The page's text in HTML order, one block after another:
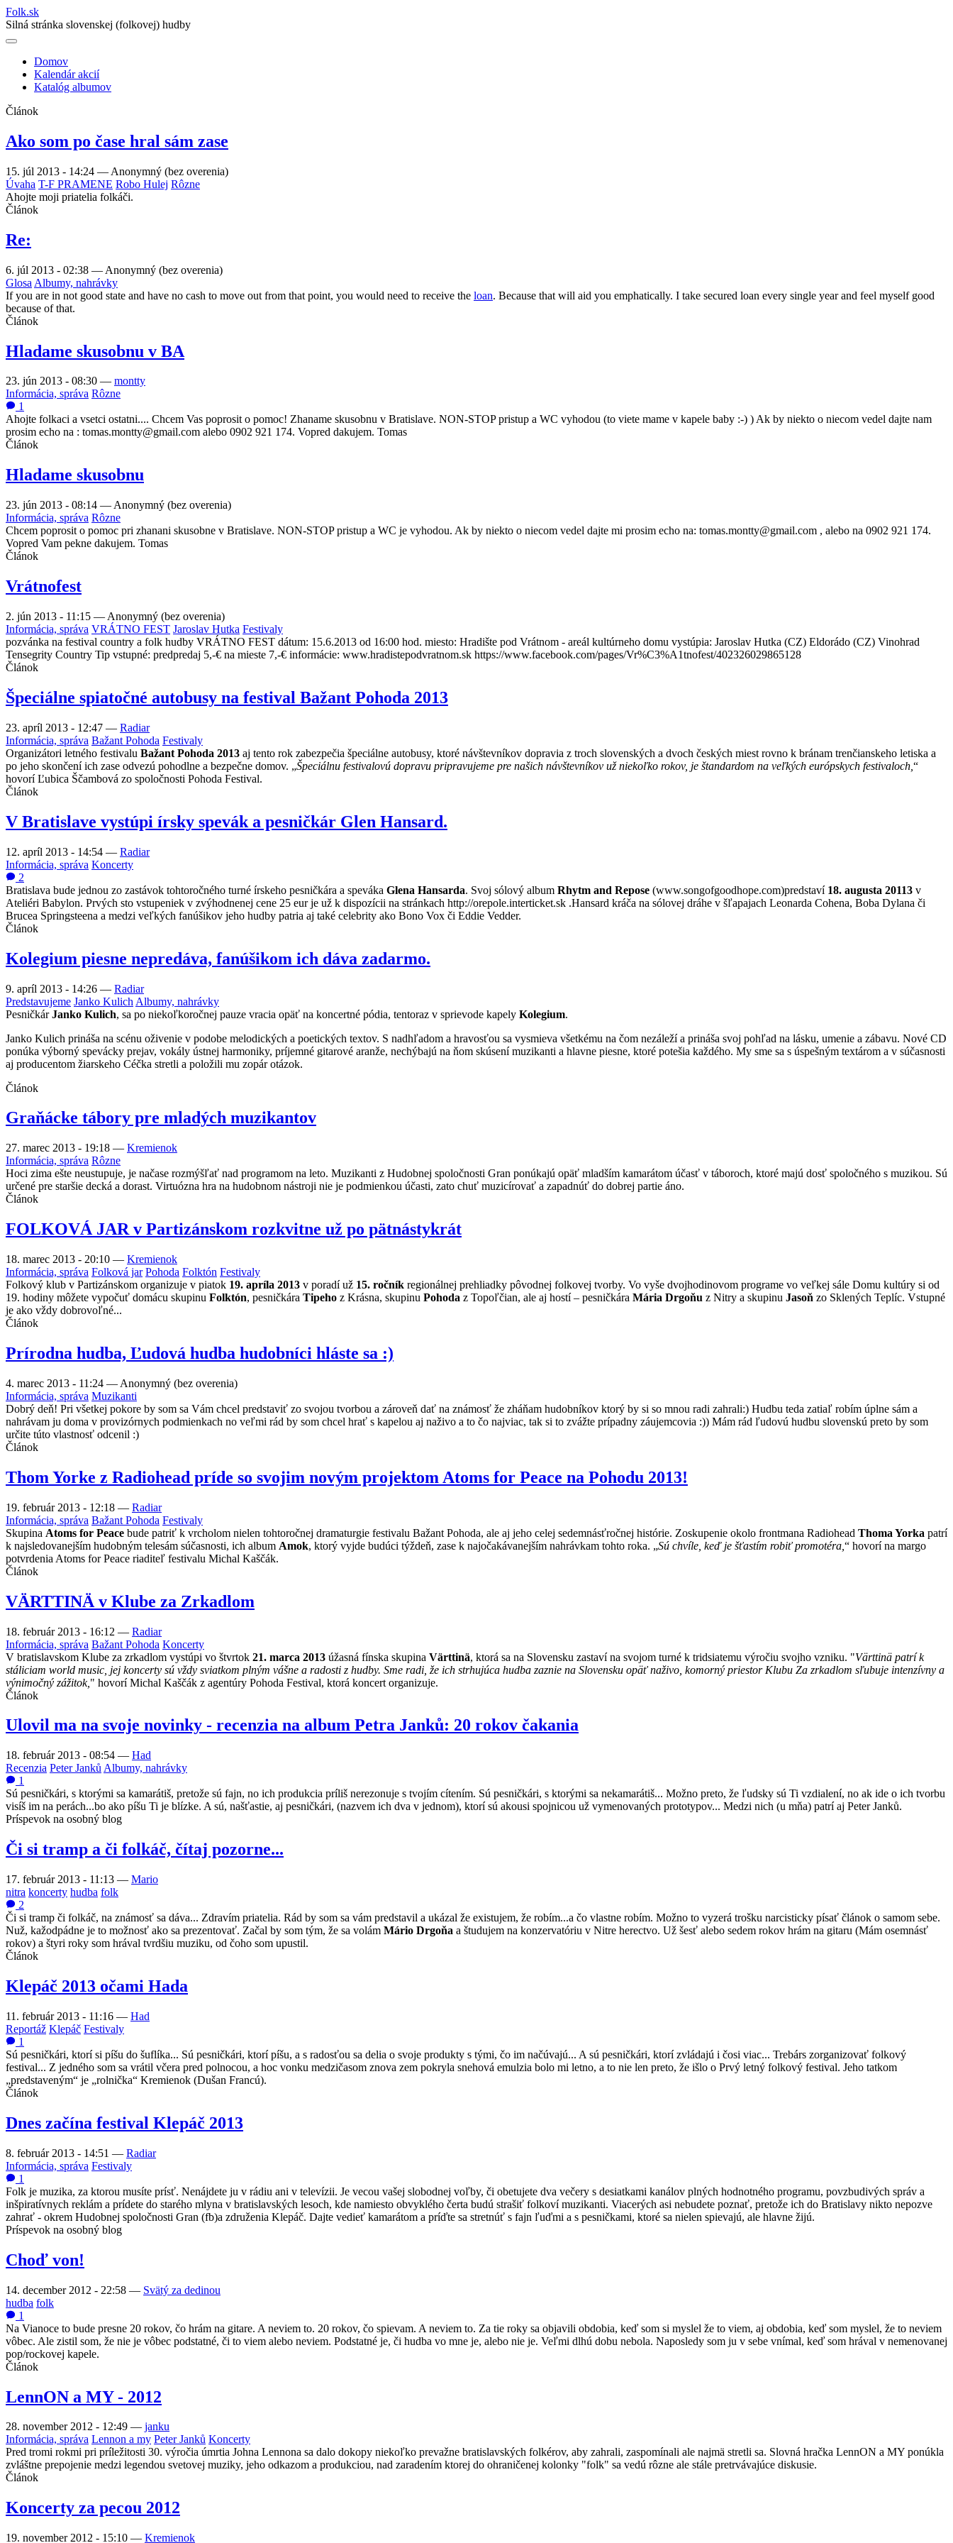
Folk.sk
Silná stránka slovenskej (folkovej) hudby
Main
navigation
Domov
Kalendár akcií
Katalóg albumov
Článok
Ako som po čase hral sám zase
15. júl 2013 - 14:24 — Anonymný (bez overenia)
Úvaha T-F PRAMENE Robo Hulej Rôzne
Ahojte moji priatelia folkáči.
Článok
Re:
6. júl 2013 - 02:38 — Anonymný (bez overenia)
Glosa Albumy, nahrávky
If you are in not good state and have no cash to move out from that point, you would need to receive the loan. Because that will aid you emphatically. I take secured loan every single year and feel myself good
because of that.
Článok
Hladame skusobnu v BA
23. jún 2013 - 08:30 — montty
Informácia, správa Rôzne
1
Ahojte folkaci a vsetci ostatni.... Chcem Vas poprosit o pomoc! Zhaname skusobnu v Bratislave. NON-STOP pristup a WC vyhodou (to viete mame v kapele baby :-) ) Ak by niekto o niecom vedel dajte nam
prosim echo na : tomas.montty@gmail.com alebo 0902 921 174. Vopred dakujem. Tomas
Článok
Hladame skusobnu
23. jún 2013 - 08:14 — Anonymný (bez overenia)
Informácia, správa Rôzne
Chcem poprosit o pomoc pri zhanani skusobne v Bratislave. NON-STOP pristup a WC je vyhodou. Ak by niekto o niecom vedel dajte mi prosim echo na: tomas.montty@gmail.com , alebo na 0902 921 174.
Vopred Vam pekne dakujem. Tomas
Článok
Vrátnofest
2. jún 2013 - 11:15 — Anonymný (bez overenia)
Informácia, správa VRÁTNO FEST Jaroslav Hutka Festivaly
pozvánka na festival country a folk hudby VRÁTNO FEST dátum: 15.6.2013 od 16:00 hod. miesto: Hradište pod Vrátnom - areál kultúrneho domu vystúpia: Jaroslav Hutka (CZ) Eldorádo (CZ) Vinohrad
Tensegrity Country Tip vstupné: predpredaj 5,-€ na mieste 7,-€ informácie: www.hradistepodvratnom.sk https://www.facebook.com/pages/Vr%C3%A1tnofest/402326029865128
Článok
Špeciálne spiatočné autobusy na festival Bažant Pohoda 2013
23. apríl 2013 - 12:47 — Radiar
Informácia, správa Bažant Pohoda Festivaly
Organizátori letného festivalu Bažant Pohoda 2013 aj tento rok zabezpečia špeciálne autobusy, ktoré návštevníkov dopravia z troch slovenských a dvoch českých miest rovno k bránam trenčianskeho letiska a
po jeho skončení ich zase odvezú pohodlne a bezpečne domov. „Špeciálnu festivalovú dopravu pripravujeme pre našich návštevníkov už niekoľko rokov, je štandardom na veľkých európskych festivaloch, “
hovorí Ľubica Ščambová zo spoločnosti Pohoda Festival.
Článok
V Bratislave vystúpi írsky spevák a pesničkár Glen Hansard.
12. apríl 2013 - 14:54 — Radiar
Informácia, správa Koncerty
2
Bratislava bude jednou zo zastávok tohtoročného turné írskeho pesničkára a speváka Glena Hansarda. Svoj sólový album Rhytm and Repose (www.songofgoodhope.com)predstaví 18. augusta 20113 v
Ateliéri Babylon. Prvých sto vstupeniek v zvýhodnenej cene 25 eur je už k dispozícii na stránkach http://orepole.interticket.sk .Hansard kráča na sólovej dráhe v šľapajach Leonarda Cohena, Boba Dylana či
Brucea Springsteena a medzi veľkých fanúšikov jeho hudby patria aj také celebrity ako Bono Vox či Eddie Vedder.
Článok
Kolegium piesne nepredáva, fanúšikom ich dáva zadarmo.
9. apríl 2013 - 14:26 — Radiar
Predstavujeme Janko Kulich Albumy, nahrávky
PesničkárJanko Kulich, sa po niekoľkoročnej pauze vracia opäť na koncertné pódia, tentoraz v sprievode kapely Kolegium.
Janko Kulich prináša na scénu oživenie v podobe melodických a poetických textov. S nadhľadom a hravosťou sa vysmieva všetkému na čom nezáleží a prináša svoj pohľad na lásku, umenie a zábavu. Nové CD
ponúka výborný spevácky prejav, vokály ústnej harmoniky, príjemné gitarové aranže, nechýbajú na ňom skúsení muzikanti a hlavne piesne, ktoré potešia každého. My sme sa s úspešným textárom a v súčasnosti
aj producentom žiarskeho Céčka stretli a položili mu zopár otázok.
Článok
Graňácke tábory pre mladých muzikantov
27. marec 2013 - 19:18 — Kremienok
Informácia, správa Rôzne
Hoci zima ešte neustupuje, je načase rozmýšľať nad programom na leto. Muzikanti z Hudobnej spoločnosti Gran ponúkajú opäť mladším kamarátom účasť v táboroch, ktoré majú dosť spoločného s muzikou. Sú
určené pre staršie decká a dorast. Virtuózna hra na hudobnom nástroji nie je podmienkou účasti, zato chuť muzicírovať a zapadnúť do dobrej partie áno.
Článok
FOLKOVÁ JAR v Partizánskom rozkvitne už po pätnástykrát
18. marec 2013 - 20:10 — Kremienok
Informácia, správa Folková jar Pohoda Folktón Festivaly
Folkový klub v Partizánskom organizuje v piatok 19. apríla 2013 v poradí už 15. ročník regionálnej prehliadky pôvodnej folkovej tvorby. Vo vyše dvojhodinovom programe vo veľkej sále Domu kultúry si od
19. hodiny môžete vypočuť domácu skupinu Folktón, pesničkára Tipeho z Krásna, skupinu Pohoda z Topoľčian, ale aj hostí – pesničkára Mária Drgoňu z Nitry a skupinu Jasoň zo Sklených Teplíc. Vstupné
je ako vždy dobrovoľné...
Článok
Prírodna hudba, Ľudová hudba hudobníci hláste sa :)
4. marec 2013 - 11:24 — Anonymný (bez overenia)
Informácia, správa Muzikanti
Dobrý deň! Pri všetkej pokore by som sa Vám chcel predstaviť zo svojou tvorbou a zároveň dať na známosť že zháňam hudobníkov ktorý by si so mnou radi zahrali:) Hudbu teda zatiaľ robím úplne sám a
nahrávam ju doma v provizórnych podmienkach no veľmi rád by som chcel hrať s kapelou aj naživo a to čo najviac, tak si to zvážte prípadny záujemcovia :)) Mám rád ľudovú hudbu slovenskú preto by som
určite túto vlastnosť odcenil :)
Článok
Thom Yorke z Radiohead príde so svojim novým projektom Atoms for Peace na Pohodu 2013!
19. február 2013 - 12:18 — Radiar
Informácia, správa Bažant Pohoda Festivaly
Skupina Atoms for Peace bude patriť k vrcholom nielen tohtoročnej dramaturgie festivalu Bažant Pohoda, ale aj jeho celej sedemnásťročnej histórie. Zoskupenie okolo frontmana Radiohead Thoma Yorka patrí
k najsledovanejším hudobným telesám súčasnosti, ich album Amok, ktorý vyjde budúci týždeň, zase k najočakávanejším nahrávkam tohto roka. „Sú chvíle, keď je šťastím robiť promotéra, “ hovorí na margo
potvrdenia Atoms for Peace riaditeľ festivalu Michal Kaščák.
Článok
VÄRTTINÄ v Klube za Zrkadlom
18. február 2013 - 16:12 — Radiar
Informácia, správa Bažant Pohoda Koncerty
V bratislavskom Klube za zrkadlom vystúpi vo štvrtok 21. marca 2013 úžasná fínska skupina Värttinä, ktorá sa na Slovensku zastaví na svojom turné k tridsiatemu výročiu svojho vzniku. "Värttinä patrí k
stáliciam world music, jej koncerty sú vždy sviatkom plným vášne a radosti z hudby. Sme radi, že ich strhujúca hudba zaznie na Slovensku opäť naživo, komorný priestor Klubu Za zrkadlom sľubuje intenzívny a
výnimočný zážitok, " hovorí Michal Kaščák z agentúry Pohoda Festival, ktorá koncert organizuje.
Článok
Ulovil ma na svoje novinky - recenzia na album Petra Janků: 20 rokov čakania
18. február 2013 - 08:54 — Had
Recenzia Peter Janků Albumy, nahrávky
1
Sú pesničkári, s ktorými sa kamarátiš, pretože sú fajn, no ich produkcia príliš nerezonuje s tvojím cítením. Sú pesničkári, s ktorými sa nekamarátiš... Možno preto, že ľudsky sú Ti vzdialení, no ak ide o ich tvorbu
visíš im na perách...bo ako píšu Ti je blízke. A sú, našťastie, aj pesničkári, (nazvem ich dva v jednom), ktorí sú akousi spojnicou už vymenovaných prototypov... Medzi nich (u mňa) patrí aj Peter Janků.
Príspevok na osobný blog
Či si tramp a či folkáč, čítaj pozorne...
17. február 2013 - 11:13 — Mario
nitra koncerty hudba folk
2
Či si tramp či folkáč, na známosť sa dáva... Zdravím priatelia. Rád by som sa vám predstavil a ukázal že existujem, že robím...a čo vlastne robím. Možno to vyzerá trošku narcisticky písať článok o samom sebe.
Nuž, kažodpádne je to možnosť ako sa prezentovať. Začal by som tým, že sa volám Mário Drgoňa a študujem na konzervatóriu v Nitre herectvo. Už šesť alebo sedem rokov hrám na gitaru (Mám osemnásť
rokov) a štyri roky som hrával tvrdšiu muziku, od čoho som upustil.
Článok
Klepáč 2013 očami Hada
11. február 2013 - 11:16 — Had
Reportáž Klepáč Festivaly
1
Sú pesničkári, ktorí si píšu do šuflíka... Sú pesničkári, ktorí píšu, a s radosťou sa delia o svoje produkty s tými, čo im načúvajú... A sú pesničkári, ktorí zvládajú i čosi viac... Trebárs zorganizovať folkový
festival... Z jedného som sa vrátil včera pred polnocou, a hoc vonku medzičasom znova zem pokryla snehová emulzia bolo mi letno, a to nie len preto, že išlo o Prvý letný folkový festival. Jeho tatkom
„predstaveným“ je „rolnička“ Kremienok (Dušan Francú).
Článok
Dnes začína festival Klepáč 2013
8. február 2013 - 14:51 — Radiar
Informácia, správa Festivaly
1
Folk je muzika, za ktorou musíte prísť. Nenájdete ju v rádiu ani v televízii. Je vecou vašej slobodnej voľby, či obetujete dva večery s desiatkami kanálov plných hodnotného programu, povzbudivých správ a
inšpiratívnych reklám a prídete do starého mlyna v bratislavských lesoch, kde namiesto obvyklého čerta budú strašiť folkoví muzikanti. Viacerých asi nebudete poznať, pretože ich do Bratislavy nikto nepozve
zahrať - okrem Hudobnej spoločnosti Gran (fb)a združenia Klepáč. Dajte vedieť kamarátom a príďte sa stretnúť s fajn ľuďmi a s pesničkami, ktoré sa nielen spievajú, ale hlavne žijú.
Príspevok na osobný blog
Choď von!
14. december 2012 - 22:58 — Svätý za dedinou
hudba folk
1
Na Vianoce to bude presne 20 rokov, čo hrám na gitare. A neviem to. 20 rokov, čo spievam. A neviem to. Za tie roky sa objavili obdobia, keď som si myslel že to viem, aj obdobia, keď som myslel, že to neviem
vôbec. Ale zistil som, že nie je vôbec podstatné, či to viem alebo neviem. Podstatné je, či hudba vo mne je, alebo nie je. Veľmi dlhú dobu nebola. Naposledy som ju v sebe vnímal, keď som hrával v nemenovanej
pop/rockovej kapele.
Článok
LennON a MY - 2012
28. november 2012 - 12:49 — janku
Informácia, správa Lennon a my Peter Janků Koncerty
Pred tromi rokmi pri príležitosti 30. výročia úmrtia Johna Lennona sa dalo dokopy niekoľko prevažne bratislavských folkérov, aby zahrali, zaspomínali ale najmä stretli sa. Slovná hračka LennON a MY ponúkla
zvláštne prepojenie medzi legendou svetovej muziky, jeho odkazom a produkciou, nad zaradením ktorej do ohraničenej kolonky "folk" sa vedú rôzne ale stále pretrvávajúce diskusie.
Článok
Koncerty za pecou 2012
19. november 2012 - 15:10 — Kremienok